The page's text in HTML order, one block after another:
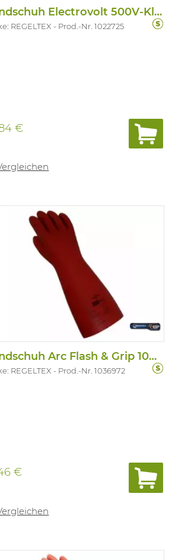
Handschuh Electrovolt 500V-Klasse 00
REGELTEX Prod.-Nr. 1022725
€
Handschuh Arc Flash & Grip 1000V- Klass
REGELTEX Prod.-Nr. 1036972
€